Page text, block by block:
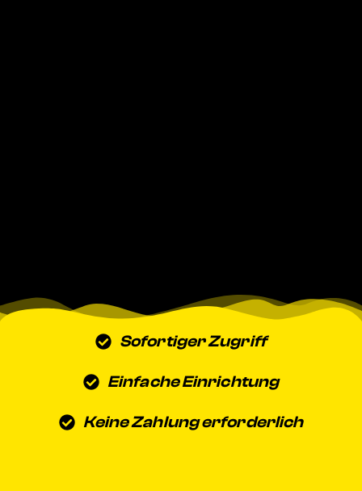
Sofortiger Zugriff
Einfache Einrichtung
Keine Zahlung erforderlich